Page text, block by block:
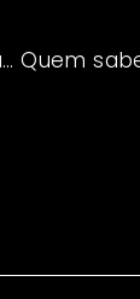
Quem